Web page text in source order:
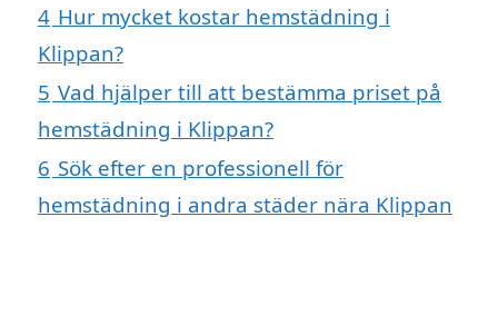
4 Hur mycket kostar hemstädning i
Klippan?
5 Vad hjälper till att bestämma priset på
hemstädning i Klippan?
6 Sök efter en professionell för
hemstädning i andra städer nära Klippan